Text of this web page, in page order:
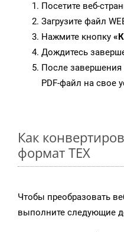
Посетите веб-
Загрузите файл
Нажмите кнопку
Дождитесь
После завершения
PDF-файл на свое
Как
формат TEX
Чтобы преобразовать
выполните следующие